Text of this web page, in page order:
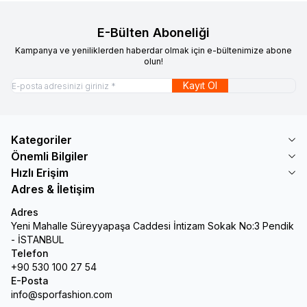
E-Bülten Aboneliği
Kampanya ve yeniliklerden haberdar olmak için e-bültenimize abone
olun!
Kayıt Ol
Kategoriler
Önemli Bilgiler
Hızlı Erişim
Adres & İletişim
Adres
Yeni Mahalle Süreyyapaşa Caddesi İntizam Sokak No:3 Pendik
- İSTANBUL
Telefon
+90 530 100 27 54
E-Posta
info@sporfashion.com